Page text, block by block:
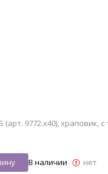
9772.x40), храповик, с
В наличии нет